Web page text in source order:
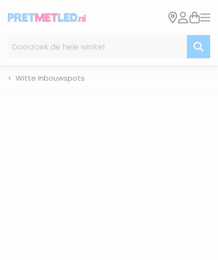
Witte Inbouwspots